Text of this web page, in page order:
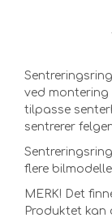
ved montering
tilpasse
sentrerer
flere
MERK! Det
Produktet kan